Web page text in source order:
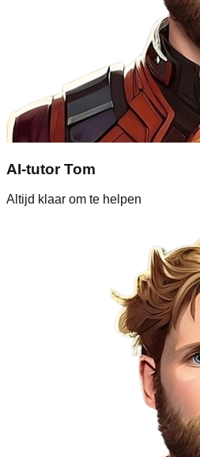
AI-tutor Tom
Altijd klaar om te helpen